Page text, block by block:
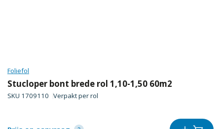
Foliefol
Stucloper bont brede rol 1,10-1,50 60m2
SKU 1709110 Verpakt perrol